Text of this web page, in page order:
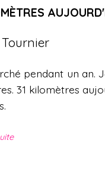
pendant un an.
31 kilomètres